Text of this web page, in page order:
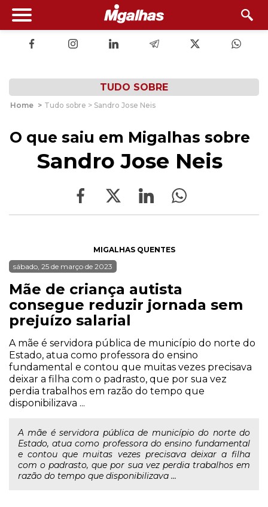
TUDO SOBRE
Home > Tudo sobre > Sandro Jose Neis
O que saiu em Migalhas sobre
Sandro Jose Neis
MIGALHAS QUENTES
sábado, 25 de março de 2023
Mãe de criança autista
consegue reduzir jornada sem
prejuízo salarial
A mãe é servidora pública de município do norte do
Estado, atua como professora do ensino
fundamental e contou que muitas vezes precisava
deixar a filha com o padrasto, que por sua vez
perdia trabalhos em razão do tempo que
disponibilizava ...
A mãe é servidora pública de município do norte do
Estado, atua como professora do ensino fundamental
e contou que muitas vezes precisava deixar a filha
com o padrasto, que por sua vez perdia trabalhos em
razão do tempo que disponibilizava ...